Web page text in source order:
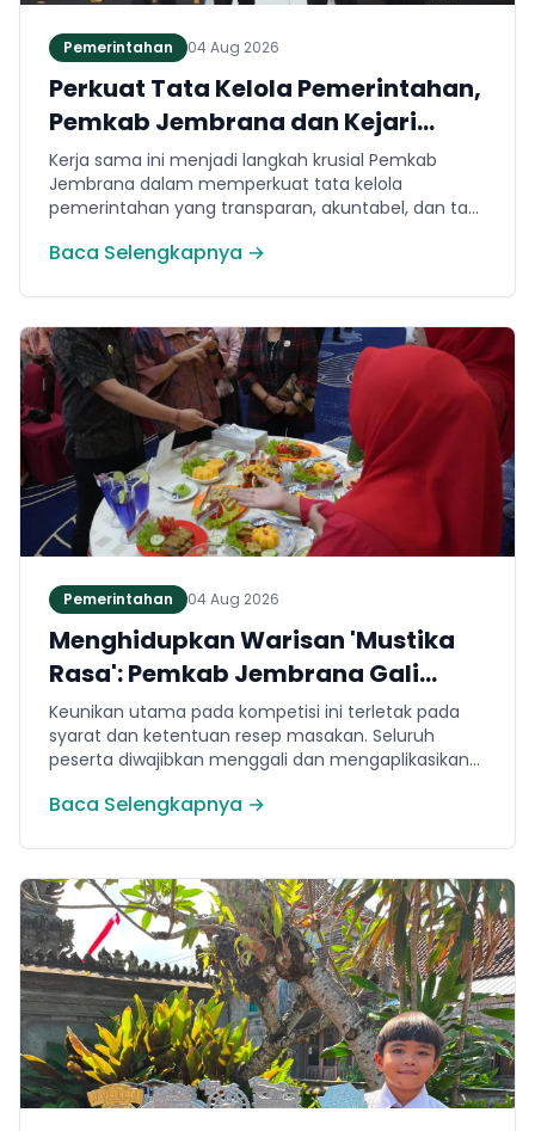
Pemerintahan 04 Aug 2026
Perkuat Tata Kelola Pemerintahan,
Pemkab Jembrana dan Kejari
Jembrana Sepakati Kerja Sama
Hukum Datun
Kerja sama ini menjadi langkah krusial Pemkab
Jembrana dalam memperkuat tata kelola
pemerintahan yang transparan, akuntabel, dan taat
mencakup tiga domain utama, yakni pemberian
tindakan hukum lainnya.
Baca Selengkapnya →
Pemerintahan 04 Aug 2026
Menghidupkan Warisan 'Mustika
Rasa': Pemkab Jembrana Gali
Keteladanan Bung Karno Lewat
Lomba Cipta Menu Kuliner
Keunikan utama pada kompetisi ini terletak pada
syarat dan ketentuan resep masakan. Seluruh
peserta diwajibkan menggali dan mengaplikasikan
Mustika Rasa—buku kumpulan resep Nusantara
Indonesia, Ir. Soekarno. Melalui panduan resep
historis tersebut, para peserta berhasil
menghidangkan berbagai kreasi olahan pangan
lokal yang tidak hanya lezat tetapi juga bergizi,
beragam, aman dan seimbang.
Baca Selengkapnya →